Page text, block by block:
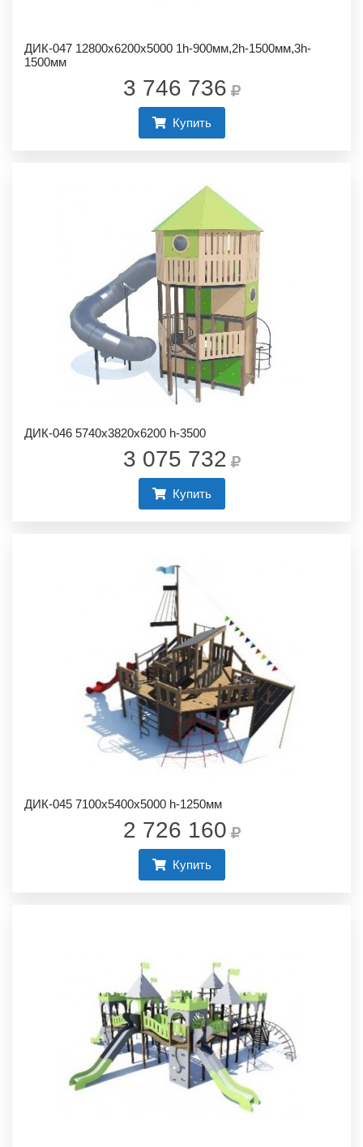
ДИК-047 12800х6200х5000 1h-900мм,2h-1500мм,3h-
1500мм
3 746 736
Купить
ДИК-046 5740х3820х6200 h-3500
3 075 732
Купить
ДИК-045 7100х5400х5000 h-1250мм
2 726 160
Купить